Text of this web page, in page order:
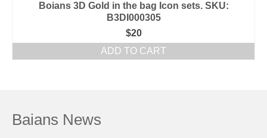
Boians 3D Gold in the bag Icon sets. SKU:
B3DI000305
$20
ADD TO CART
Baians News